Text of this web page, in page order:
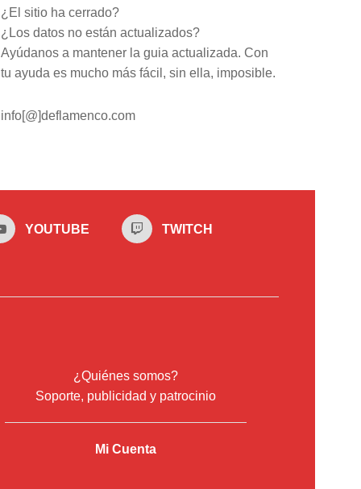
¿El sitio ha cerrado?
¿Los datos no están actualizados?
Ayúdanos a mantener la guia actualizada. Con
tu ayuda es mucho más fácil, sin ella, imposible.
info[@]deflamenco.com
YOUTUBE TWITCH
¿Quiénes somos?
Soporte, publicidad y patrocinio
Mi Cuenta